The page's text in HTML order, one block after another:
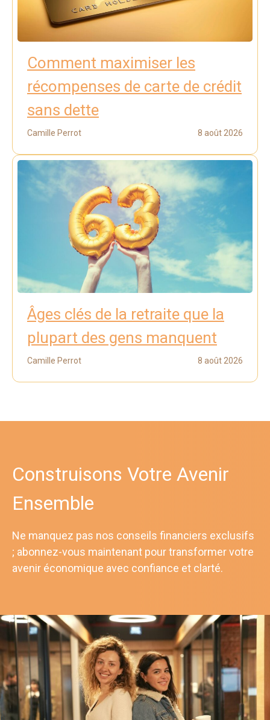
Comment maximiser les
récompenses de carte de crédit
sans dette
Camille Perrot 8 août 2026
Âges clés de la retraite que la
plupart des gens manquent
Camille Perrot 8 août 2026
Construisons Votre Avenir
Ensemble
Ne manquez pas nos conseils financiers exclusifs
; abonnez-vous maintenant pour transformer votre
avenir économique avec confiance et clarté.